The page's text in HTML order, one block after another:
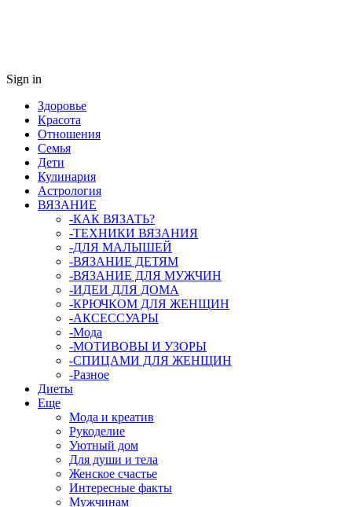
Sign in
Здоровье
Красота
Отношения
Семья
Дети
Кулинария
Астрология
ВЯЗАНИЕ
-КАК ВЯЗАТЬ?
-ТЕХНИКИ ВЯЗАНИЯ
-ДЛЯ МАЛЫШЕЙ
-ВЯЗАНИЕ ДЕТЯМ
-ВЯЗАНИЕ ДЛЯ МУЖЧИН
-ИДЕИ ДЛЯ ДОМА
-КРЮЧКОМ ДЛЯ ЖЕНЩИН
-AКСЕССУАРЫ
-Мода
-МОТИВОВЫ И УЗОРЫ
-СПИЦАМИ ДЛЯ ЖЕНЩИН
-Разное
Диеты
Еще
Мода и креатив
Рукоделие
Уютный дом
Для души и тела
Женское счастье
Интересные факты
Мужчинам